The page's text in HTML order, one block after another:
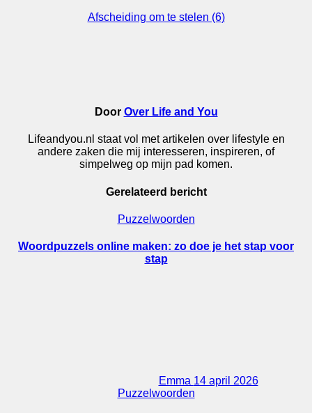
Afscheiding om te stelen (6)
Door Over Life and You
Lifeandyou.nl staat vol met artikelen over lifestyle en
andere zaken die mij interesseren, inspireren, of
simpelweg op mijn pad komen.
Gerelateerd bericht
Puzzelwoorden
Woordpuzzels online maken: zo doe je het stap voor
stap
Emma 14 april 2026
Puzzelwoorden